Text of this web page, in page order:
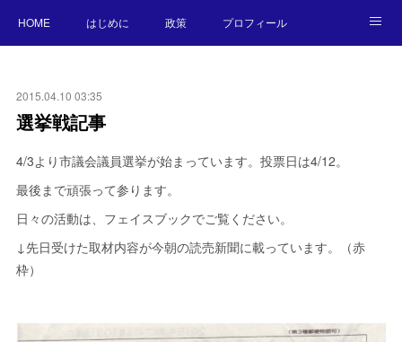
HOME はじめに 政策 プロフィール
2015.04.10 03:35
選挙戦記事
4/3より市議会議員選挙が始まっています。投票日は4/12。
最後まで頑張って参ります。
日々の活動は、フェイスブックでご覧ください。
↓先日受けた取材内容が今朝の読売新聞に載っています。（赤
枠）